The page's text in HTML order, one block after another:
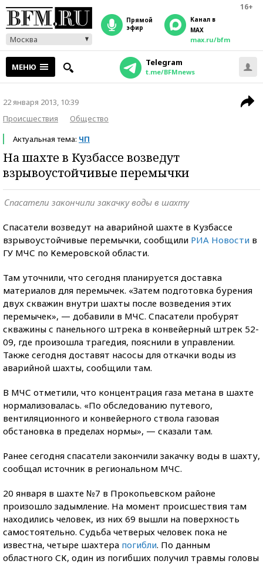
16+
Москва
прямой
эфир
Канал в
MAX
max.ru/bfm
МЕНЮ Telegram
t.me/BFMnews
22 января 2013, 10:39
Происшествия
Общество
Актуальная тема: ЧП
На шахте в Кузбассе возведут
взрывоустойчивые перемычки
Спасатели закончили закачку воды в шахту
Спасатели возведут на аварийной шахте в Кузбассе
взрывоустойчивые перемычки, сообщили РИА Новости в
ГУ МЧС по Кемеровской области.
Там уточнили, что сегодня планируется доставка
материалов для перемычек. «Затем подготовка бурения
двух скважин внутри шахты после возведения этих
перемычек», — добавили в МЧС. Спасатели пробурят
скважины с панельного штрека в конвейерный штрек 52-
09, где произошла трагедия, пояснили в управлении.
Также сегодня доставят насосы для откачки воды из
аварийной шахты, сообщили там.
В МЧС отметили, что концентрация газа метана в шахте
нормализовалась. «По обследованию путевого,
вентиляционного и конвейерного ствола газовая
обстановка в пределах нормы», — сказали там.
Ранее сегодня спасатели закончили закачку воды в шахту,
сообщал источник в региональном МЧС.
20 января в шахте №7 в Прокопьевском районе
произошло задымление. На момент происшествия там
находились человек, из них 69 вышли на поверхность
самостоятельно. Судьба четверых человек пока не
известна, четыре шахтера погибли. По данным
областного СК, один из погибших получил травмы головы